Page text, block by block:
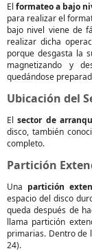
El formateo a bajo
para realizar el
bajo nivel viene de
realizar dicha
porque desgasta la
magnetizando y
quedándose
Ubicación del
Elsector de
disco, también
completo.
Partición
Una partición
espacio del disco
queda después de
llama partición
primarias. Dentro de
24).